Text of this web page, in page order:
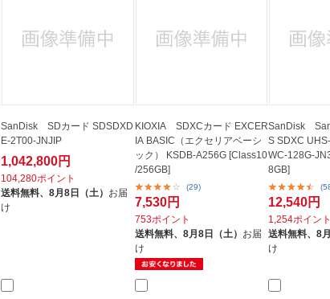
SanDisk SDカード SDSDXD
E-2T00-JNJIP
1,042,800円
104,280ポイント
送料無料、8月8日（土） お届
け
KIOXIA SDXCカード EXCER
IA BASIC（エクセリアベーシ
ック） KSDB-A256G [Class10
/256GB]
(29)
7,530円
753ポイント
送料無料、 8月8日（土） お届
け
SanDisk
S SDXC
WC-128G-
8GB]
12,540円
1,254ポイント
送料無料、8
け